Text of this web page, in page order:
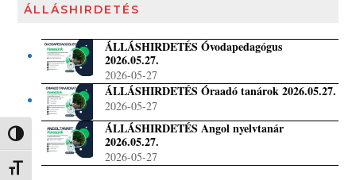
Nagy kontraszt váltása
Betűméret váltása
ÁLLÁSHIRDETÉS
ÁLLÁSHIRDETÉS Óvodapedagógus
2026.05.27.
2026-05-27
ÁLLÁSHIRDETÉS Óraadó tanárok 2026.05.27.
2026-05-27
ÁLLÁSHIRDETÉS Angol nyelvtanár
2026.05.27.
2026-05-27